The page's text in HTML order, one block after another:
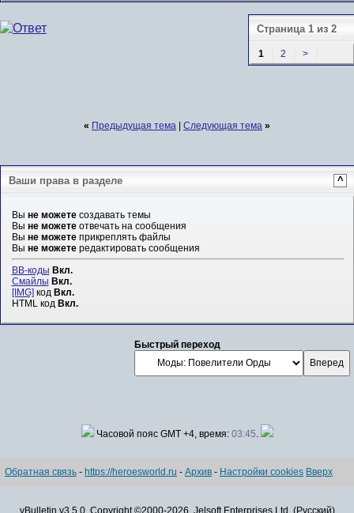
Страница 1 из 2
1 2 >
« Предыдущая тема | Следующая тема »
Ваши права в разделе ^
Вы не можетесоздавать темы
Вы не можетеотвечать на сообщения
Вы не можетеприкреплять файлы
Вы не можетередактировать сообщения
BB-коды Вкл.
Смайлы Вкл.
[IMG] код Вкл.
HTML код Вкл.
Быстрый переход
Часовой пояс GMT +4, время: 03:45
Обратная связь - https://heroesworld.ru - Архив - Настройки cookies Вверх